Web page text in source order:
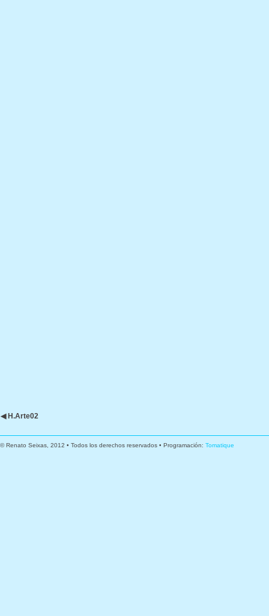
◀ H.Arte02
© Renato Seixas, 2012 • Todos los derechos reservados • Programación: Tomatique